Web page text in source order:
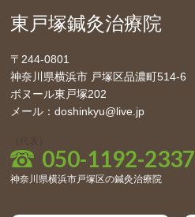
東戸塚鍼灸治療院
〒244-0801
神奈川県横浜市 戸塚区品濃町514-6
ボヌール東戸塚202
メール：doshinkyu@live.jp
050-1192-2337
神奈川県横浜市戸塚区の鍼灸治療院